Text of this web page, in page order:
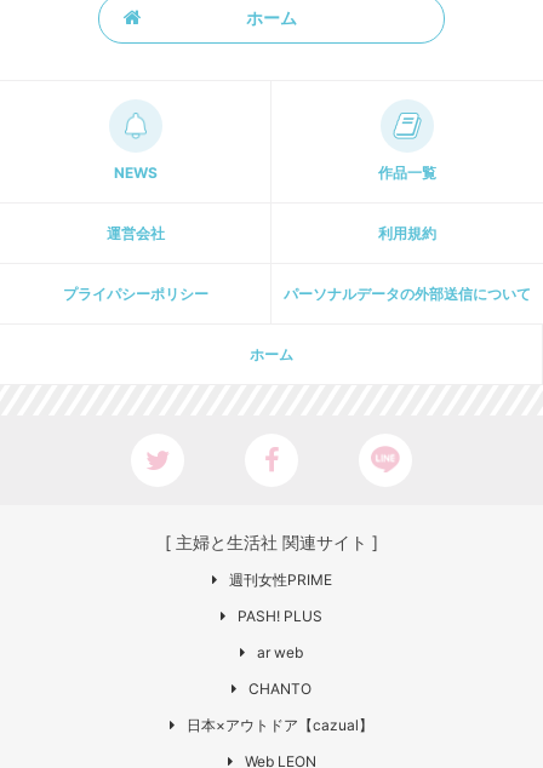
ホーム
NEWS 作品一覧
運営会社 利用規約
プライパシーポリシー パーソナルデータの外部送信について
ホーム
[ 主婦と生活社 関連サイト ]
週刊女性PRIME
PASH! PLUS
ar web
CHANTO
日本×アウトドア【cazual】
Web LEON